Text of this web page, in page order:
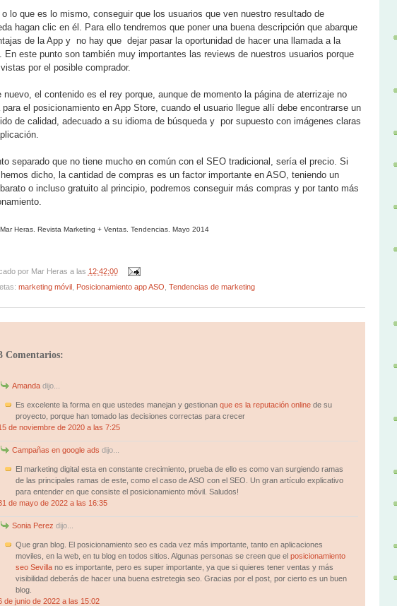
o lo que es lo mismo, conseguir que los usuarios que ven nuestro resultado de
hagan clic en él. Para ello tendremos que poner una buena descripción que abarque
de la App y no hay que dejar pasar la oportunidad de hacer una llamada a la
En este punto son también muy importantes las reviews de nuestros usuarios porque
por el posible comprador.
nuevo, el contenido es el rey porque, aunque de momento la página de aterrizaje no
para el posicionamiento en App Store, cuando el usuario llegue allí debe encontrarse un
de calidad, adecuado a su idioma de búsqueda y por supuesto con imágenes claras
separado que no tiene mucho en común con el SEO tradicional, sería el precio. Si
hemos dicho, la cantidad de compras es un factor importante en ASO, teniendo un
o incluso gratuito al principio, podremos conseguir más compras y por tanto más
Heras. Revista Marketing + Ventas. Tendencias. Mayo 2014
por Mar Heras a las 12:42:00
marketing móvil, Posicionamiento app ASO Tendencias de marketing
Comentarios:
Amandadijo...
Es excelente la forma en que ustedes manejan y gestionan que es la reputación onlinede su
proyecto, porque han tomado las decisiones correctas para crecer
de noviembre de 2020 a las 7:25
Campañas en google ads dijo...
El marketing digital esta en constante crecimiento, prueba de ello es como van surgiendo ramas
de las principales ramas de este, como el caso de ASO con el SEO. Un gran artículo explicativo
para entender en que consiste el posicionamiento móvil. Saludos!
de mayo de 2022 a las 16:35
Sonia Perez dijo...
Que gran blog. El posicionamiento seo es cada vez más importante, tanto en aplicaciones
moviles, en la web, en tu blog en todos sitios. Algunas personas se creen que el posicionamiento
seo Sevillano es importante, pero es super importante, ya que si quieres tener ventas y más
visibilidad deberás de hacer una buena estretegia seo. Gracias por el post, por cierto es un buen
blog.
de junio de 2022 a las 15:02